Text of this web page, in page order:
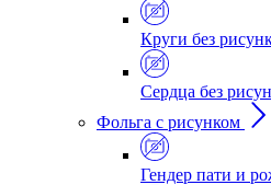
Круги без
Сердца без
Фольга с рисунком
Гендер пати и